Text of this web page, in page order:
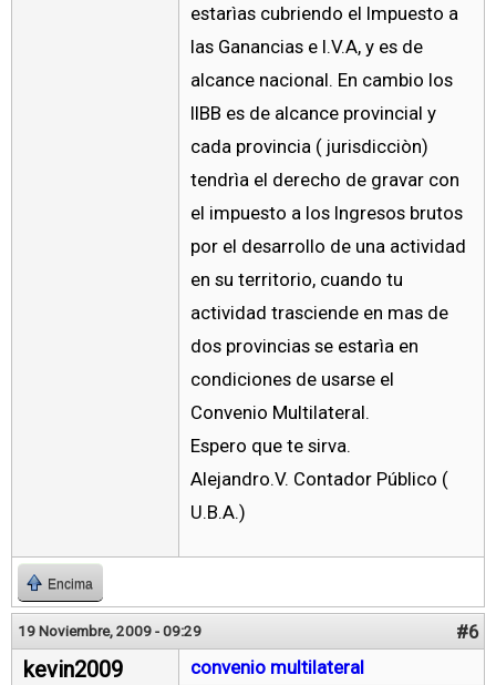
estarìas cubriendo el Impuesto a
las Ganancias e I.V.A, y es de
alcance nacional. En cambio los
IIBB es de alcance provincial y
cada provincia ( jurisdicciòn)
tendrìa el derecho de gravar con
el impuesto a los Ingresos brutos
por el desarrollo de una actividad
en su territorio, cuando tu
actividad trasciende en mas de
dos provincias se estarìa en
condiciones de usarse el
Convenio Multilateral.
Espero que te sirva.
Alejandro.V. Contador Público (
U.B.A.)
Encima
19 Noviembre, 2009 - 09:29 #6
kevin2009
convenio multilateral